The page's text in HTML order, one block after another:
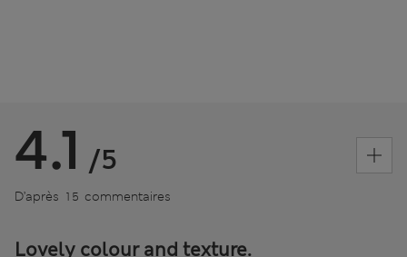
4.1 /5
D’après 15 commentaires
Lovely colour and texture.